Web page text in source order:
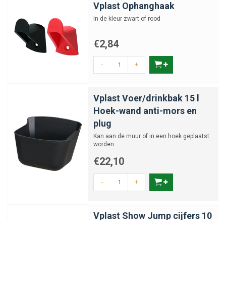
Vplast Ophanghaak
In de kleur zwart of rood
€2,84
- +
Vplast Voer/drinkbak 15 l
Hoek-wand anti-mors en
plug
Kan aan de muur of in een hoek geplaatst
worden
€22,10
- +
Vplast Show Jump cijfers 10